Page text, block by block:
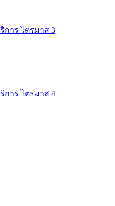
การไตรมาส 3
การไตรมาส 4